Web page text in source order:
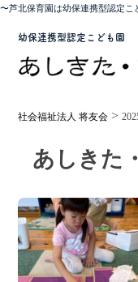
〜芦北保育園は幼保連携型認定こ
幼保連携型認定こども園
社会福祉法人 将友会 >
あしきた